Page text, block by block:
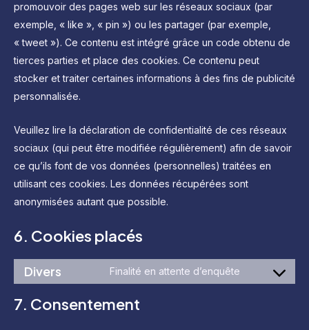
promouvoir des pages web sur les réseaux sociaux (par
exemple, « like », « pin ») ou les partager (par exemple,
« tweet »). Ce contenu est intégré grâce un code obtenu de
tierces parties et place des cookies. Ce contenu peut
stocker et traiter certaines informations à des fins de publicité
personnalisée.
Veuillez lire la déclaration de confidentialité de ces réseaux
sociaux (qui peut être modifiée régulièrement) afin de savoir
ce qu’ils font de vos données (personnelles) traitées en
utilisant ces cookies. Les données récupérées sont
anonymisées autant que possible.
6. Cookies placés
Divers Finalité en attente d’enquête
Consent
7. Consentement